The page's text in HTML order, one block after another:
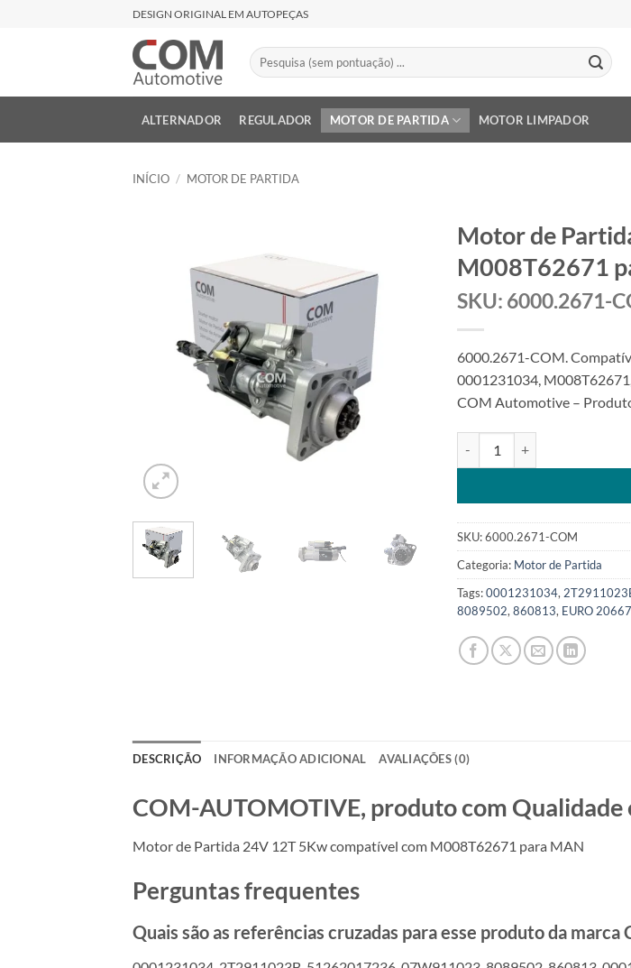
DESIGN ORIGINAL EM AUTOPEÇAS
Pesquisar
por:
ALTERNADOR REGULADOR MOTOR DE PARTIDA MOTOR LIMPADOR
INÍCIO / MOTOR DE PARTIDA
Motor de
M008T62671
SKU: 6000.2671-
6000.2671-COM.
0001231034,
COM Automotive –
SKU:6000.2671-COM
Categoria: Motor de Partida
Tags:0001231034,
8089502, 860813, EURO 20667
DESCRIÇÃO INFORMAÇÃO ADICIONAL AVALIAÇÕES (0)
COM-AUTOMOTIVE, produto com Qualidade
Motor de Partida 24V 12T 5Kw compatível com M008T62671 para MAN
Perguntas frequentes
Quais são as referências cruzadas para esse produto da